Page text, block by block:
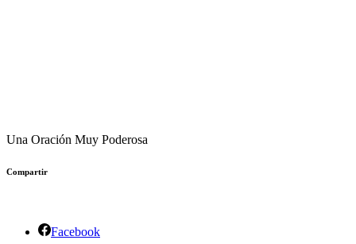
Una Oración Muy Poderosa
Compartir
Facebook